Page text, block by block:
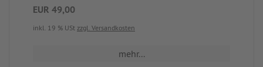
EUR 49,00
inkl. 19 % USt zzgl. Versandkosten
mehr...